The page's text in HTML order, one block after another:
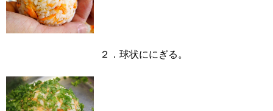
２．球状ににぎる。